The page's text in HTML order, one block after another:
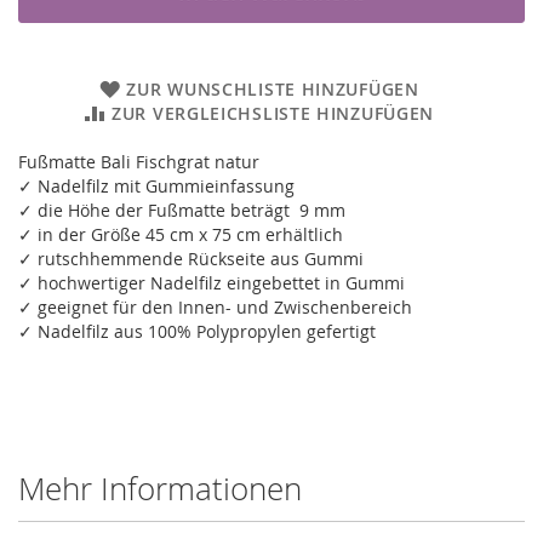
ZUR WUNSCHLISTE HINZUFÜGEN
ZUR VERGLEICHSLISTE HINZUFÜGEN
Fußmatte Bali Fischgrat natur
✓ Nadelfilz mit Gummieinfassung
✓ die Höhe der Fußmatte beträgt 9 mm
✓ in der Größe 45 cm x 75 cm erhältlich
✓ rutschhemmende Rückseite aus Gummi
✓ hochwertiger Nadelfilz eingebettet in Gummi
✓ geeignet für den Innen- und Zwischenbereich
✓ Nadelfilz aus 100% Polypropylen gefertigt
Mehr Informationen